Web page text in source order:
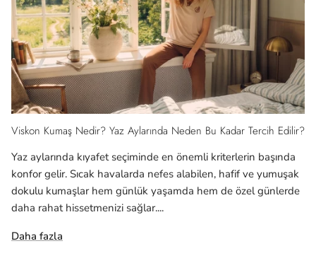
Viskon Kumaş Nedir? Yaz Aylarında Neden Bu Kadar Tercih Edilir?
Yaz aylarında kıyafet seçiminde en önemli kriterlerin başında
konfor gelir. Sıcak havalarda nefes alabilen, hafif ve yumuşak
dokulu kumaşlar hem günlük yaşamda hem de özel günlerde
daha rahat hissetmenizi sağlar....
Daha fazla